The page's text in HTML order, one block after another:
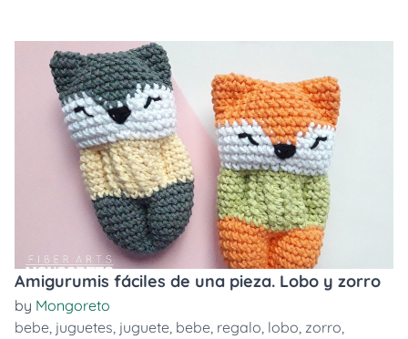
Amigurumis fáciles de una pieza. Lobo y zorro
by Mongoreto
bebe, juguetes, juguete, bebe, regalo, lobo, zorro,